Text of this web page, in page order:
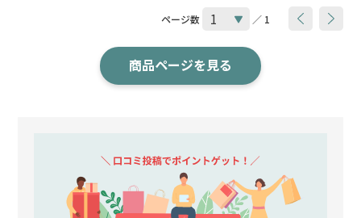
ページ数 ／ 1
商品ページを見る